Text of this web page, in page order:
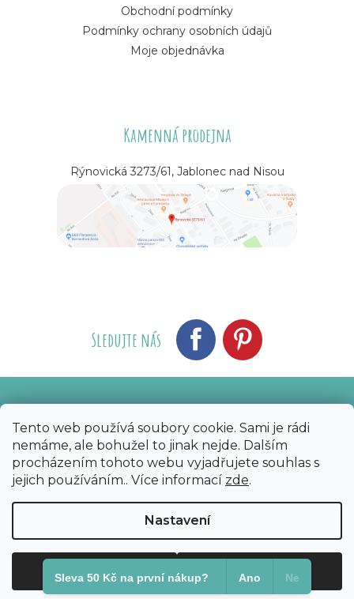
Tento web používá soubory cookie. Sami je rádi
nemáme, ale bohužel to jinak nejde. Dalším
procházením tohoto webu vyjadřujete souhlas s
jejich používáním.. Více informací zde.
Nastavení
Odmítnout Souhlasím
Obchodní podmínky
Podmínky ochrany osobních údajů
Moje objednávka
Kamenná prodejna
Rýnovická 3273/61, Jablonec nad Nisou
Sledujte nás
Copyright 2026 Bijoux Components - Svět
korálků. Všechna práva vyhrazena.
Sleva 50 Kč na první nákup?​ Ano Ne